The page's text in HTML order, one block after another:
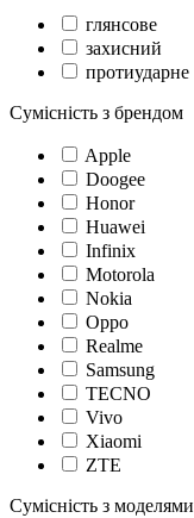
глянсове
захисний
протиударне
Сумісність з брендом
Apple
Doogee
Honor
Huawei
Infinix
Motorola
Nokia
Oppo
Realme
Samsung
TECNO
Vivo
Xiaomi
ZTE
Сумісність з моделями